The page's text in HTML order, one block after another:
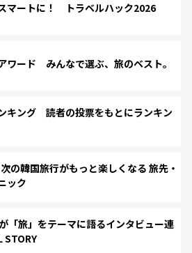
マートに！ トラベルハック2026
ワード みんなで選ぶ、旅のベスト。
キング 読者の投票をもとにランキン
韓国旅行がもっと楽しくなる 旅先・
ック
「旅」をテーマに語るインタビュー連
STORY